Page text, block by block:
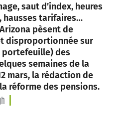
saut d’index, heures
hausses tarifaires…
pèsent de
disproportionnée sur
portefeuille) des
semaines de la
mars, la rédaction de
réforme des pensions.